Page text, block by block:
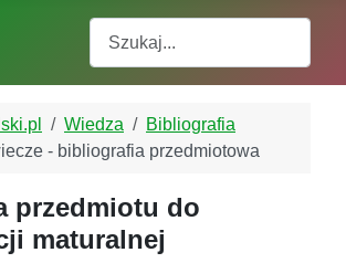
Wiedza
Bibliografia
- bibliografia przedmiotowa
przedmiotu do
maturalnej